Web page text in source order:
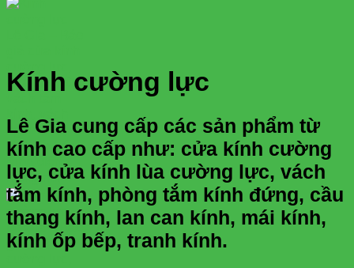
Kính cường lực
Lê Gia cung cấp các sản phẩm từ
kính cao cấp như: cửa kính cường
lực, cửa kính lùa cường lực, vách
tắm kính, phòng tắm kính đứng, cầu
thang kính, lan can kính, mái kính,
kính ốp bếp, tranh kính.